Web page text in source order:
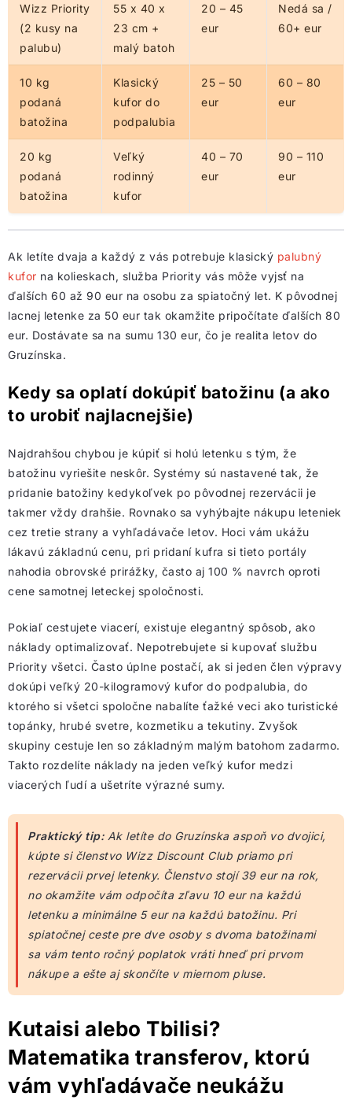
Wizz Priority
(2 kusy na
palubu)
55 x 40 x
23 cm +
malý batoh
20 – 45
eur
Nedá sa /
60+ eur
10 kg
podaná
batožina
Klasický
kufor do
podpalubia
25 – 50
eur
60 – 80
eur
20 kg
podaná
batožina
Veľký
rodinný
kufor
40 – 70
eur
90 – 110
eur
Ak letíte dvaja a každý z vás potrebuje klasický palubný
kufor na kolieskach, služba Priority vás môže vyjsť na
ďalších 60 až 90 eur na osobu za spiatočný let. K pôvodnej
lacnej letenke za 50 eur tak okamžite pripočítate ďalších 80
eur. Dostávate sa na sumu 130 eur, čo je realita letov do
Gruzínska.
Kedy sa oplatí dokúpiť batožinu (a ako
to urobiť najlacnejšie)
Najdrahšou chybou je kúpiť si holú letenku s tým, že
batožinu vyriešite neskôr. Systémy sú nastavené tak, že
pridanie batožiny kedykoľvek po pôvodnej rezervácii je
takmer vždy drahšie. Rovnako sa vyhýbajte nákupu leteniek
cez tretie strany a vyhľadávače letov. Hoci vám ukážu
lákavú základnú cenu, pri pridaní kufra si tieto portály
nahodia obrovské prirážky, často aj 100 % navrch oproti
cene samotnej leteckej spoločnosti.
Pokiaľ cestujete viacerí, existuje elegantný spôsob, ako
náklady optimalizovať. Nepotrebujete si kupovať službu
Priority všetci. Často úplne postačí, ak si jeden člen výpravy
dokúpi veľký 20-kilogramový kufor do podpalubia, do
ktorého si všetci spoločne nabalíte ťažké veci ako turistické
topánky, hrubé svetre, kozmetiku a tekutiny. Zvyšok
skupiny cestuje len so základným malým batohom zadarmo.
Takto rozdelíte náklady na jeden veľký kufor medzi
viacerých ľudí a ušetríte výrazné sumy.
Praktický tip:Ak letíte do Gruzínska aspoň vo dvojici,
kúpte si členstvo Wizz Discount Club priamo pri
rezervácii prvej letenky. Členstvo stojí 39 eur na rok,
no okamžite vám odpočíta zľavu 10 eur na každú
letenku a minimálne 5 eur na každú batožinu. Pri
spiatočnej ceste pre dve osoby s dvoma batožinami
sa vám tento ročný poplatok vráti hneď pri prvom
nákupe a ešte aj skončíte v miernom pluse.
Kutaisi alebo Tbilisi?
Matematika transferov, ktorú
vám vyhľadávače neukážu